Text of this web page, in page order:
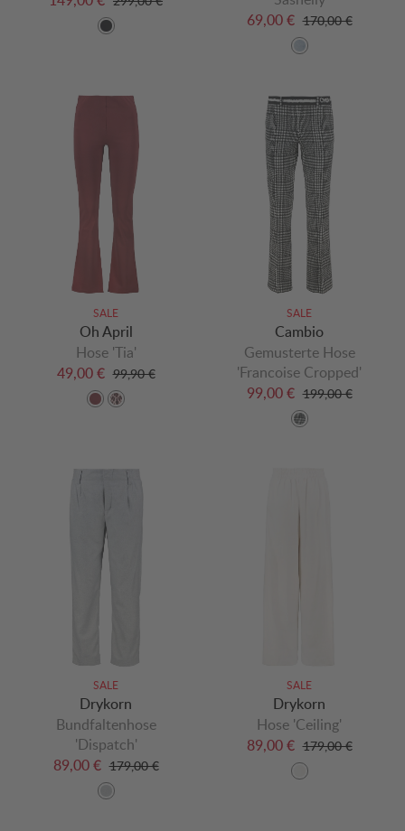
69,00 € 170,00 €
SALE
Oh April
Hose 'Tia'
49,00 € 99,90 €
SALE
Cambio
Gemusterte Hose
'Francoise Cropped'
99,00 € 199,00 €
SALE
Drykorn
Bundfaltenhose
'Dispatch'
89,00 € 179,00 €
SALE
Drykorn
Hose 'Ceiling'
89,00 € 179,00 €